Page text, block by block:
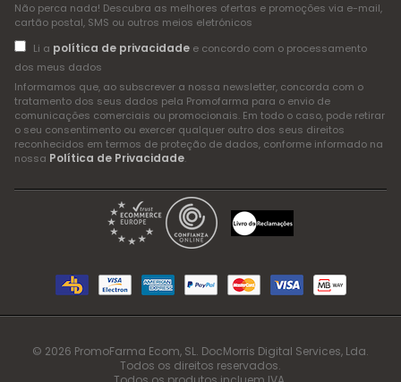
Não perca nada! Descubra as melhores ofertas e promoções via e-mail,
cartão postal, SMS ou outros meios eletrónicos
Li a política de privacidadee concordo com o processamento
dos meus dados
Informamos que, ao subscrever a nossa newsletter, concorda com o
tratamento dos seus dados pela Promofarma para o envio de
comunicações comerciais ou promocionais. Em todo o caso, pode retirar
o seu consentimento ou exercer qualquer outro dos seus direitos
reconhecidos em termos de proteção de dados, conforme informado na
nossa Política de Privacidade.
© 2026 PromoFarma Ecom, SL. DocMorris Digital Services, Lda.
Todos os direitos reservados.